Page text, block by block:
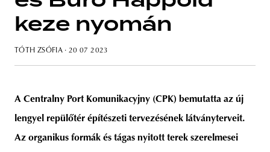
keze nyomán
TÓTH ZSÓFIA· 20 07 2023
A Centralny Port Komunikacyjny (CPK) bemutatta az új
lengyel repülőtér építészeti tervezésének látványterveit.
Az organikus formák és tágas nyitott terek szerelmesei